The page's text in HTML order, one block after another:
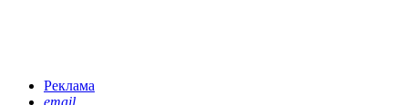
Реклама
email